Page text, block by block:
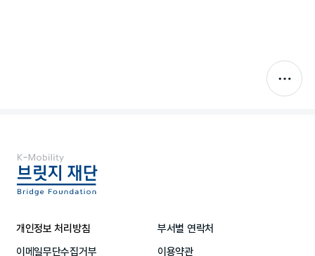
개인정보 처리방침
이용약관
이메일무단수집거부
부서별 연락처